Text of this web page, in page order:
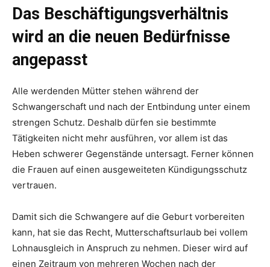
Das Beschäftigungsverhältnis
wird an die neuen Bedürfnisse
angepasst
Alle werdenden Mütter stehen während der
Schwangerschaft und nach der Entbindung unter einem
strengen Schutz. Deshalb dürfen sie bestimmte
Tätigkeiten nicht mehr ausführen, vor allem ist das
Heben schwerer Gegenstände untersagt. Ferner können
die Frauen auf einen ausgeweiteten Kündigungsschutz
vertrauen.
Damit sich die Schwangere auf die Geburt vorbereiten
kann, hat sie das Recht, Mutterschaftsurlaub bei vollem
Lohnausgleich in Anspruch zu nehmen. Dieser wird auf
einen Zeitraum von mehreren Wochen nach der